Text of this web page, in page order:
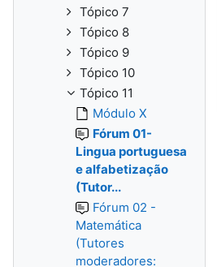
Tópico 7
Tópico 8
Tópico 9
Tópico 10
Tópico 11
Módulo X
Fórum 01-
Lingua portuguesa
e alfabetização
(Tutor...
Fórum 02 -
Matemática
(Tutores
moderadores: